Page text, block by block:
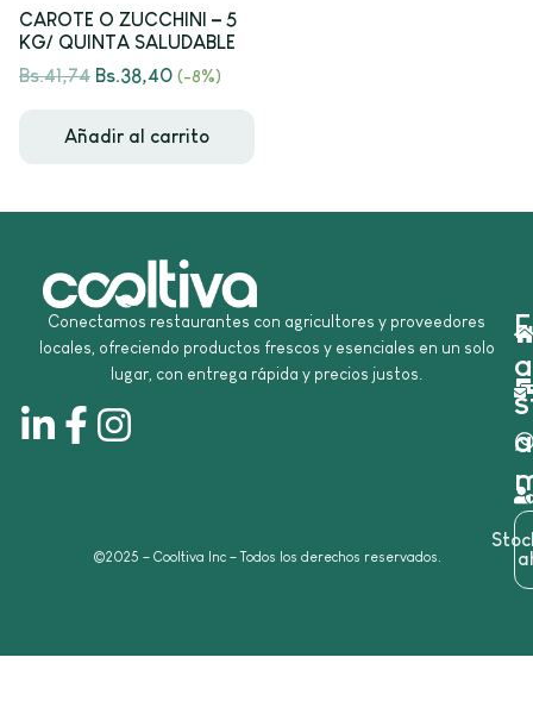
CAROTE O ZUCCHINI – 5
KG/ QUINTA SALUDABLE
Bs.41,74 Bs.38,40 (-8%)
Añadir al carrito
Conectamos restaurantes con agricultores y proveedores
locales, ofreciendo productos frescos y esenciales en un solo
lugar, con entrega rápida y precios justos.
©2025 – Cooltiva Inc – Todos los derechos reservados.
a